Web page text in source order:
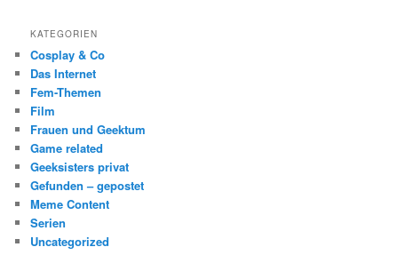
KATEGORIEN
Cosplay & Co
Das Internet
Fem-Themen
Film
Frauen und Geektum
Game related
Geeksisters privat
Gefunden – gepostet
Meme Content
Serien
Uncategorized